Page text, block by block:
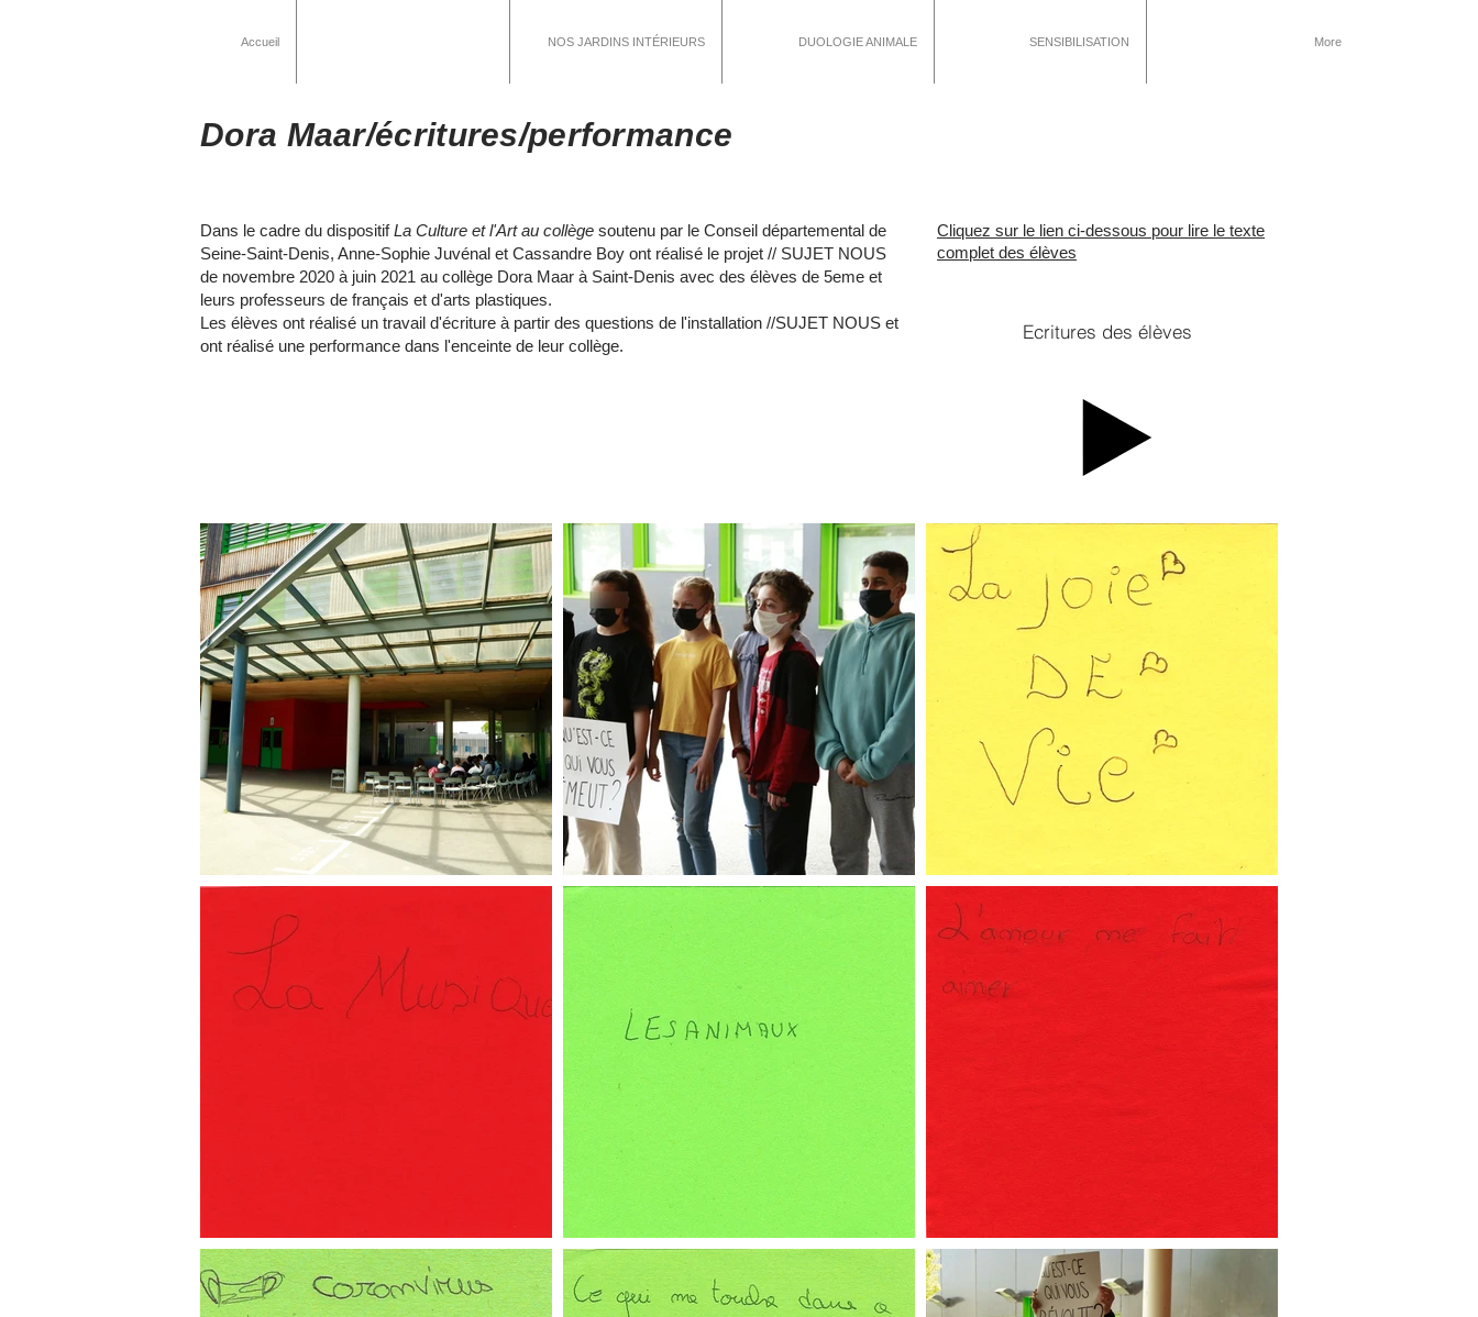
Accueil NOS JARDINS INTÉRIEURS DUOLOGIE ANIMALE SENSIBILISATION More
Dora Maar/écritures/performance
Dans le cadre du dispositifLa Culture et l'Art au collège soutenu par le Conseil départemental de
Seine-Saint-Denis, Anne-Sophie Juvénal et Cassandre Boy ont réalisé le projet // SUJET NOUS
de novembre 2020 à juin 2021 au collège Dora Maar à Saint-Denis avec des élèves de 5eme et
leurs professeurs de français et d'arts plastiques.
Les élèves ont réalisé un travail d'écriture à partir des questions de l'installation //SUJET NOUS et
ont réalisé une performance dans l'enceinte de leur collège.
Cliquez sur le lien ci-dessous pour lire le texte
complet des élèves
Ecritures des élèves